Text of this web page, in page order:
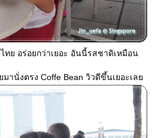
ทย อร่อยกว่าเยอะ อันนี้รสชาดิเหมือน
านั่งตรง Coffe Bean วิวดีขึ้นเยอะเล